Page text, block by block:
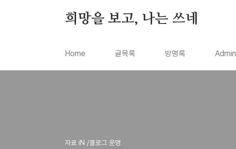
희망을 보고, 나는 쓰네
Home 글목록 방명록 Admin
자료 iN /블로그 운영